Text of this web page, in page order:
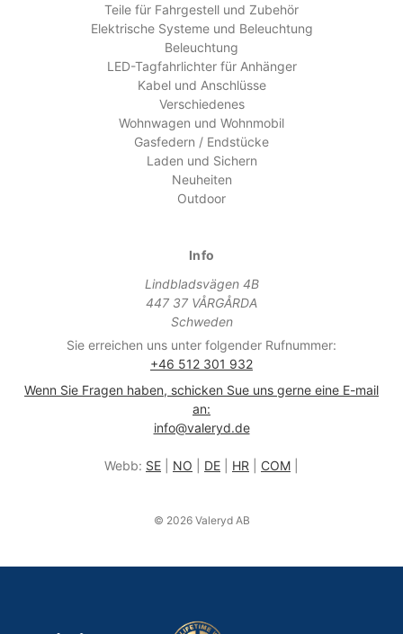
Teile für Fahrgestell und Zubehör
Elektrische Systeme und Beleuchtung
Beleuchtung
LED-Tagfahrlichter für Anhänger
Kabel und Anschlüsse
Verschiedenes
Wohnwagen und Wohnmobil
Gasfedern / Endstücke
Laden und Sichern
Neuheiten
Outdoor
Info
Lindbladsvägen 4B
447 37 VÅRGÅRDA
Schweden
Sie erreichen uns unter folgender Rufnummer:
+46 512 301 932
Wenn Sie Fragen haben, schicken Sue uns gerne eine E-mail
an:
info@valeryd.de
Webb: SE NO DE HR COM
© 2026 Valeryd AB